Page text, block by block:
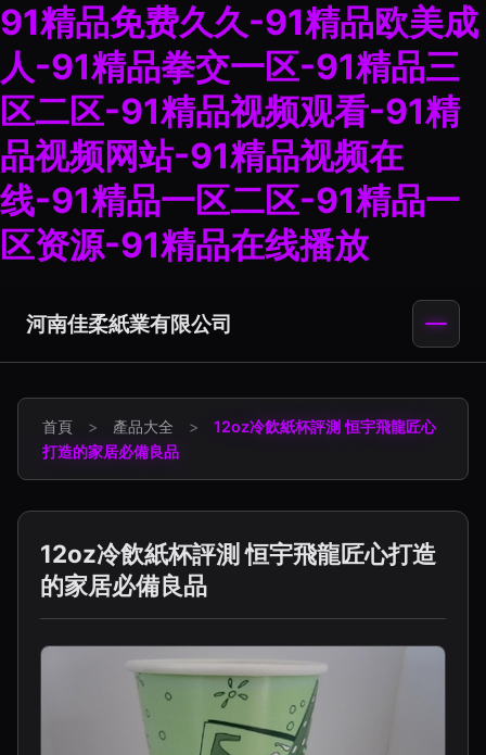
91精品免费久久-91精品欧美成
人-91精品拳交一区-91精品三
区二区-91精品视频观看-91精
品视频网站-91精品视频在
线-91精品一区二区-91精品一
区资源-91精品在线播放
河南佳柔紙業有限公司
首頁 > 產品大全 >
12oz冷飲紙杯評測 恒宇飛龍匠心
打造的家居必備良品
12oz冷飲紙杯評測 恒宇飛龍匠心打造
的家居必備良品